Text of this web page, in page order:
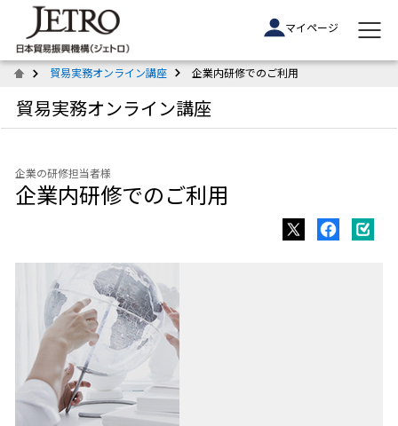
マイページ
貿易実務オンライン講座 企業内研修でのご利用
貿易実務オンライン講座
企業の研修担当者様
企業内研修でのご利用